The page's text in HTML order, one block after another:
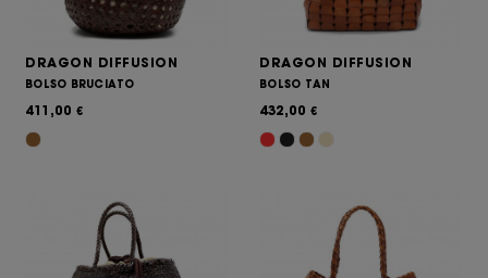
DRAGON DIFFUSION
BOLSO BRUCIATO
411,00 €
DRAGON DIFFUSION
BOLSO TAN
432,00 €